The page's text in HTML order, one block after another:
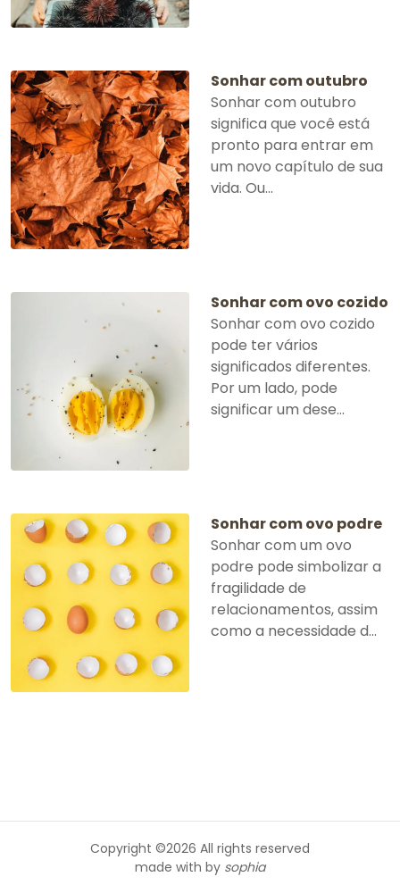
Sonhar com outubro
Sonhar com outubro
significa que você está
pronto para entrar em
um novo capítulo de sua
vida. Ou...
Sonhar com ovo cozido
Sonhar com ovo cozido
pode ter vários
significados diferentes.
Por um lado, pode
significar um dese...
Sonhar com ovo podre
Sonhar com um ovo
podre pode simbolizar a
fragilidade de
relacionamentos, assim
como a necessidade d...
Copyright ©2026 All rights reserved
made with by sophia